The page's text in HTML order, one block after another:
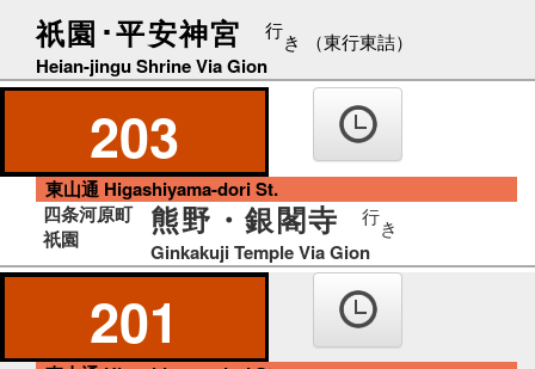
祇園･平安神宮 行き （東行東詰）
Heian-jingu Shrine Via Gion
203
東山通 Higashiyama-dori St.
四条河原町
祇園
熊野・銀閣寺 行き
Ginkakuji Temple Via Gion
201